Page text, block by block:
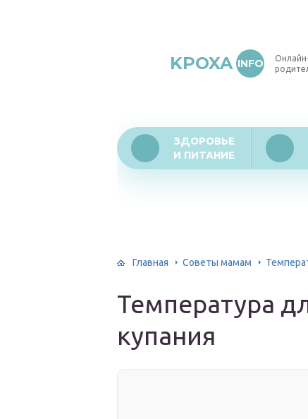
KPOXA INFO
ЗДОРОВЬЕ
И ПИТАНИЕ
Главная Советы мамам
Температура
купания